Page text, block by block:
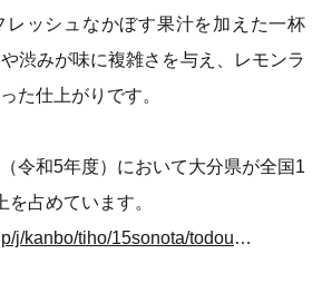
レッシュなかぼす果汁を加えた一杯
渋みが味に複雑さを与え、レモンラ
た仕上がりです。
令和5年度）において大分県が全国1
占めています。
https://www.maff.go.jp/j/kanbo/tiho/15sonota/todouhuken_gaiyou2025-44.pdf